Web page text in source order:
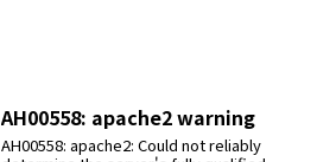
AH00558: apache2 warning
AH00558: apache2: Could not reliably